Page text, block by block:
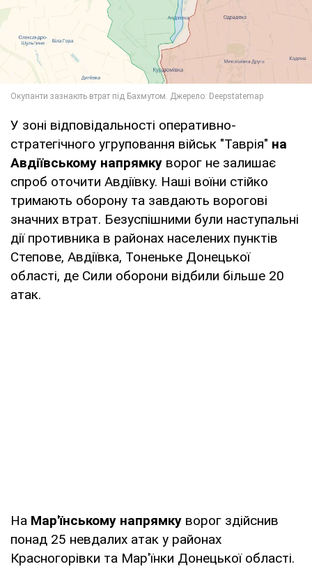
У зоні відповідальності оперативно-
стратегічного угруповання військ "Таврія" на
Авдіївському напрямку ворог не залишає
спроб оточити Авдіївку. Наші воїни стійко
тримають оборону та завдають ворогові
значних втрат. Безуспішними були наступальні
дії противника в районах населених пунктів
Степове, Авдіївка, Тоненьке Донецької
області, де Сили оборони відбили більше 20
атак.
На Мар'їнському напрямку ворог здійснив
понад 25 невдалих атак у районах
Красногорівки та Мар'їнки Донецької області.